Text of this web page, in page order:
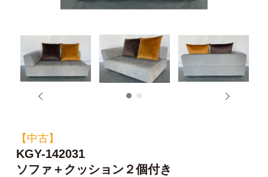
1 2
【中古】
KGY-142031
ソファ＋クッション２個付き